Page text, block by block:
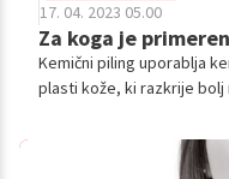
17. 04. 2023 05.00
Za koga je
Kemični piling uporablja
plasti kože, ki razkrije bolj
neenakomerno
Različne kemikalije